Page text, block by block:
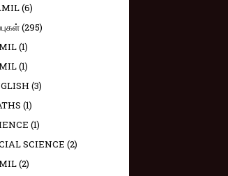
(6)
(295)
(1)
(1)
(3)
(1)
(1)
SCIENCE (2)
(2)